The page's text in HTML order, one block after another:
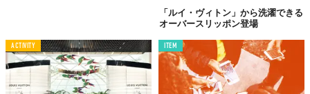
「ルイ・ヴィトン」から洗濯できる
オーバースリッポン登場
ACTIVITY ITEM